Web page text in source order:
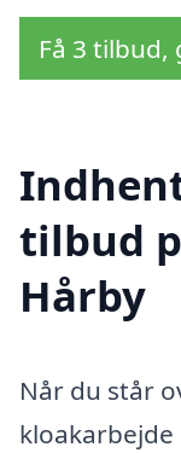
Få 3
tilbud
Hårby
Når du står
kloakarbejde